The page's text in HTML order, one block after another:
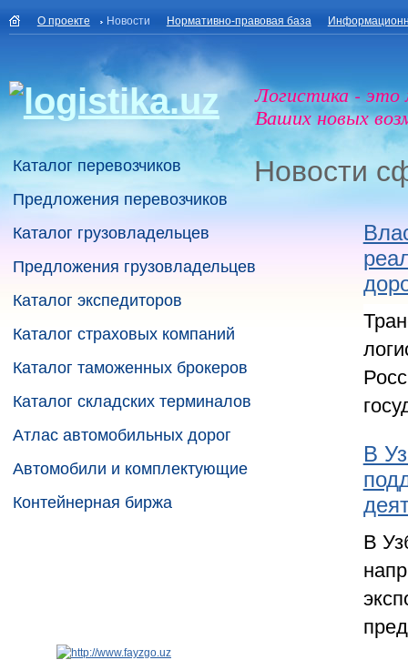
О проекте Новости Нормативно-правовая база
Логистика - это
Ваших новых
Каталог перевозчиков
Предложения перевозчиков
Каталог грузовладельцев
Предложения грузовладельцев
Каталог экспедиторов
Каталог страховых компаний
Каталог таможенных брокеров
Каталог складских терминалов
Атлас автомобильных дорог
Автомобили и комплектующие
Контейнерная биржа
Новости
В
В